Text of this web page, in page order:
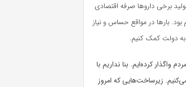
برخی داروها صرفه اقتصادی
بارها در مواقع حساس و نیاز
به دولت کمک کنیم.
واگذار کرده‌ایم. بنا نداریم با
زیرساخت‌هایی که امروز